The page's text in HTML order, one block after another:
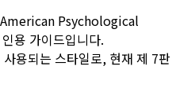
Psychological
용 가이드입니다.
용되는 스타일로, 현재 제 7판